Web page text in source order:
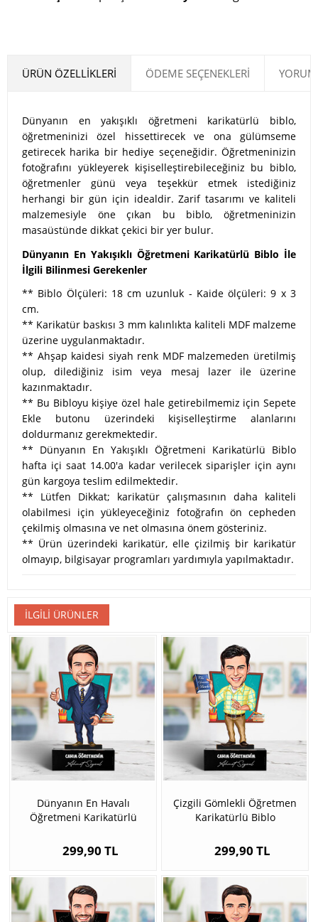
ÜRÜN ÖZELLIKLERI ÖDEME SEÇENEKLERI
Dünyanın en yakışıklı öğretmeni karikatürlü biblo,
öğretmeninizi özel hissettirecek ve ona gülümseme
getirecek harika bir hediye seçeneğidir. Öğretmeninizin
fotoğrafını yükleyerek kişiselleştirebileceğiniz bu biblo,
öğretmenler günü veya teşekkür etmek istediğiniz
herhangi bir gün için idealdir. Zarif tasarımı ve kaliteli
malzemesiyle öne çıkan bu biblo, öğretmeninizin
masaüstünde dikkat çekici bir yer bulur.
Dünyanın En Yakışıklı Öğretmeni Karikatürlü Biblo İle
İlgili Bilinmesi Gerekenler
** Biblo Ölçüleri: 18 cm uzunluk - Kaide ölçüleri: 9 x 3
cm.
** Karikatür baskısı 3 mm kalınlıkta kaliteli MDF malzeme
üzerine uygulanmaktadır.
** Ahşap kaidesi siyah renk MDF malzemeden üretilmiş
olup, dilediğiniz isim veya mesaj lazer ile üzerine
kazınmaktadır.
** Bu Bibloyu kişiye özel hale getirebilmemiz için Sepete
Ekle butonu üzerindeki kişiselleştirme alanlarını
doldurmanız gerekmektedir.
** Dünyanın En Yakışıklı Öğretmeni Karikatürlü Biblo
hafta içi saat 14.00'a kadar verilecek siparişler için aynı
gün kargoya teslim edilmektedir.
** Lütfen Dikkat; karikatür çalışmasının daha kaliteli
olabilmesi için yükleyeceğiniz fotoğrafın ön cepheden
çekilmiş olmasına ve net olmasına önem gösteriniz.
** Ürün üzerindeki karikatür, elle çizilmiş bir karikatür
olmayıp, bilgisayar programları yardımıyla yapılmaktadır.
İLGILI ÜRÜNLER
Dünyanın En Havalı
Öğretmeni Karikatürlü
299,90 TL
Çizgili Gömlekli Öğretmen
Karikatürlü Biblo
299,90 TL